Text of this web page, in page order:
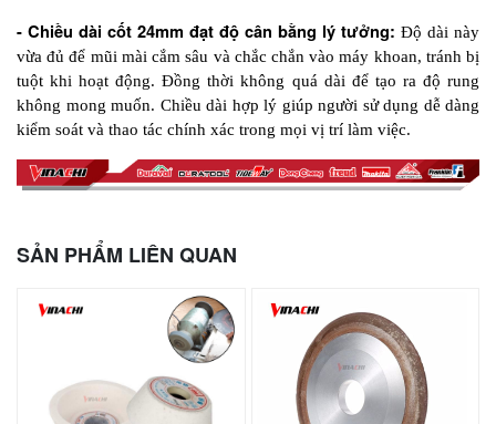
- Chiều dài cốt 24mm đạt độ cân bằng lý tưởng: Độ dài này
vừa đủ để mũi mài cắm sâu và chắc chắn vào máy khoan, tránh bị
tuột khi hoạt động. Đồng thời không quá dài để tạo ra độ rung
không mong muốn. Chiều dài hợp lý giúp người sử dụng dễ dàng
kiểm soát và thao tác chính xác trong mọi vị trí làm việc.
SẢN PHẨM LIÊN QUAN